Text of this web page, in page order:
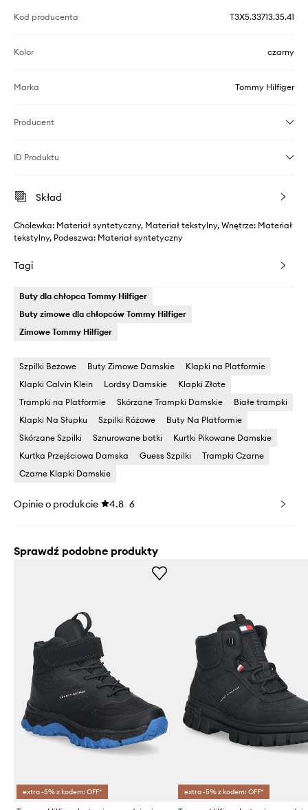
Kod producenta T3X5.33713.35.41
Kolor czarny
Marka Tommy Hilfiger
Producent
ID Produktu
Skład
Cholewka: Materiał syntetyczny, Materiał tekstylny, Wnętrze: Materiał
tekstylny, Podeszwa: Materiał syntetyczny
Tagi
Buty dla chłopca Tommy Hilfiger
Buty zimowe dla chłopców Tommy Hilfiger
Zimowe Tommy Hilfiger
Szpilki Beżowe Buty Zimowe Damskie
Klapki na Platformie
Klapki Calvin Klein
Lordsy Damskie
Klapki Złote
Trampki na Platformie
Skórzane Trampki Damskie
Białe trampki
Klapki Na Słupku
Szpilki Różowe
Buty Na Platformie
Skórzane Szpilki
Sznurowane botki
Kurtki Pikowane Damskie
Kurtka Przejściowa Damska
Guess Szpilki
Trampki Czarne
Czarne Klapki Damskie
Opinie o produkcie 4.8 6
Sprawdź podobne produkty
extra -5% z kodem: OFF* extra -5% z kodem: OFF*